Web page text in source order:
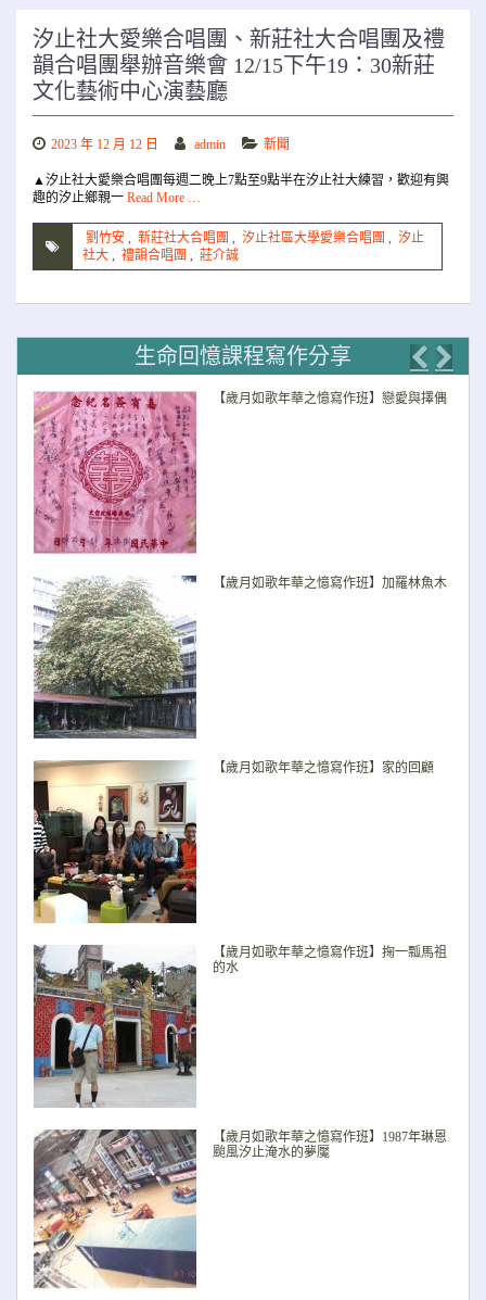
汐止社大愛樂合唱團、新莊社大合唱團及禮
韻合唱團舉辦音樂會 12/15下午19：30新莊
文化藝術中心演藝廳
2023 年 12 月 12 日 admin 新聞
▲汐止社大愛樂合唱團每週二晚上7點至9點半在汐止社大練習，歡迎有興
趣的汐止鄉親一 Read More …
劉竹安 , 新莊社大合唱團 , 汐止社區大學愛樂合唱團 , 汐止
社大 , 禮韻合唱團 , 莊介誠
生命回憶課程寫作分享
【歲月如歌年華之憶寫作班】戀愛與擇偶
【歲月如歌年華之憶寫作班】加羅林魚木
【歲月如歌年華之憶寫作班】家的回顧
【歲月如歌年華之憶寫作班】掬一瓢馬祖
的水
【歲月如歌年華之憶寫作班】1987年琳恩
颱風汐止淹水的夢魘